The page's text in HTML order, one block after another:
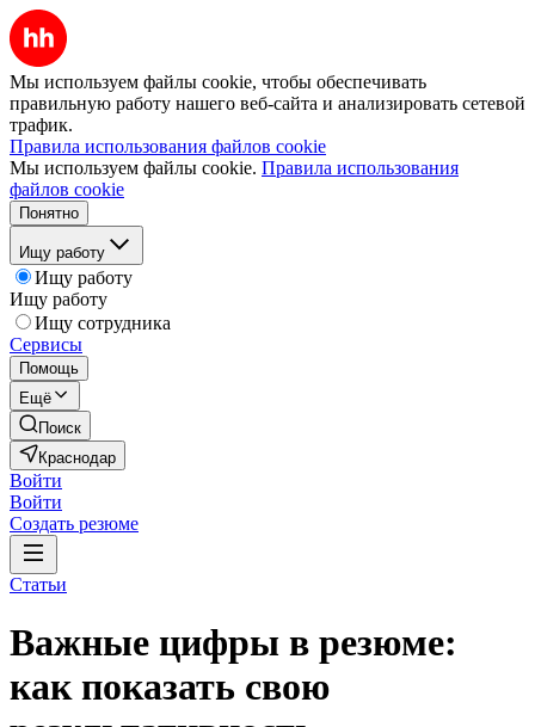
Мы используем файлы cookie, чтобы обеспечивать
правильную работу нашего веб-сайта и анализировать сетевой
трафик.
Правила использования файлов cookie
Мы используем файлы cookie. Правила использования
файлов cookie
Понятно
Ищу работу
Ищу работу
Ищу работу
Ищу сотрудника
Сервисы
Помощь
Ещё
Поиск
Краснодар
Войти
Войти
Создать резюме
Статьи
Важные цифры в резюме:
как показать свою